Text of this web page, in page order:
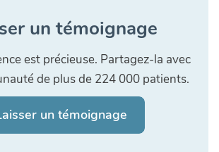
un témoignage
est précieuse. Partagez-la avec
de plus de 224 000 patients.
un témoignage